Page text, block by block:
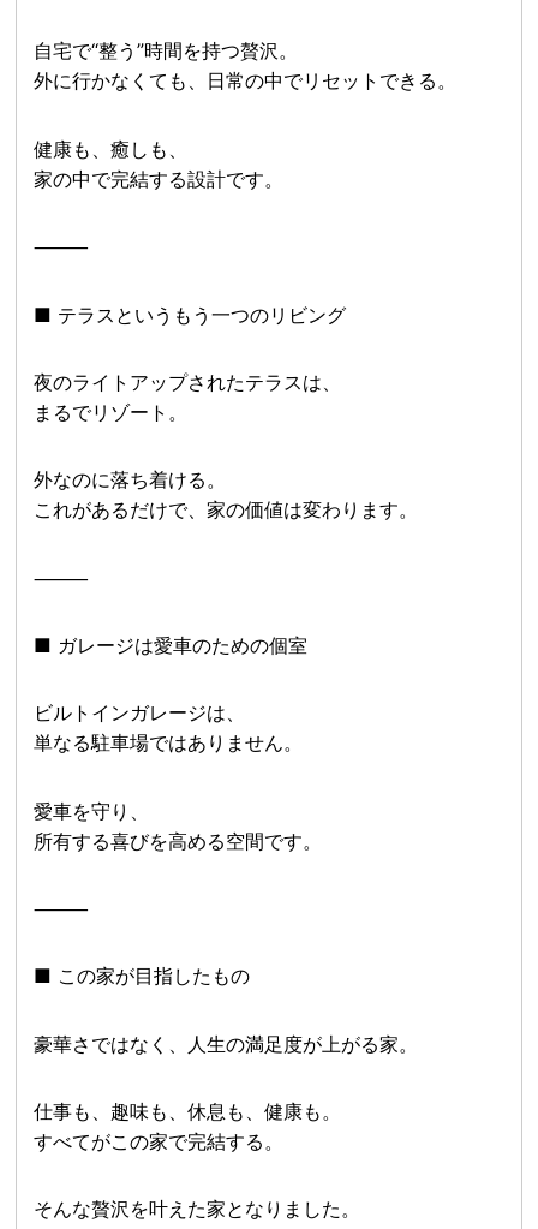
自宅で“整う”時間を持つ贅沢。
外に行かなくても、日常の中でリセットできる。
健康も、癒しも、
家の中で完結する設計です。
⸻
■ テラスというもう一つのリビング
夜のライトアップされたテラスは、
まるでリゾート。
外なのに落ち着ける。
これがあるだけで、家の価値は変わります。
⸻
■ ガレージは愛車のための個室
ビルトインガレージは、
単なる駐車場ではありません。
愛車を守り、
所有する喜びを高める空間です。
⸻
■ この家が目指したもの
豪華さではなく、人生の満足度が上がる家。
仕事も、趣味も、休息も、健康も。
すべてがこの家で完結する。
そんな贅沢を叶えた家となりました。